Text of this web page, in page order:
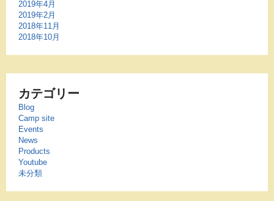
2019年4月
2019年2月
2018年11月
2018年10月
カテゴリー
Blog
Camp site
Events
News
Products
Youtube
未分類